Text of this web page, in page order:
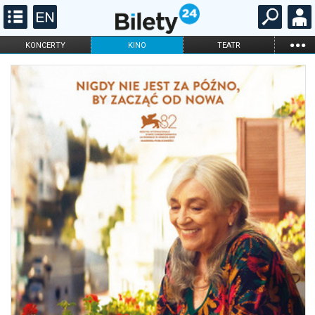
KONCERTY KINO TEATR ...
FILHARMONIA OPERA I BALET
ONLINE KARNETY